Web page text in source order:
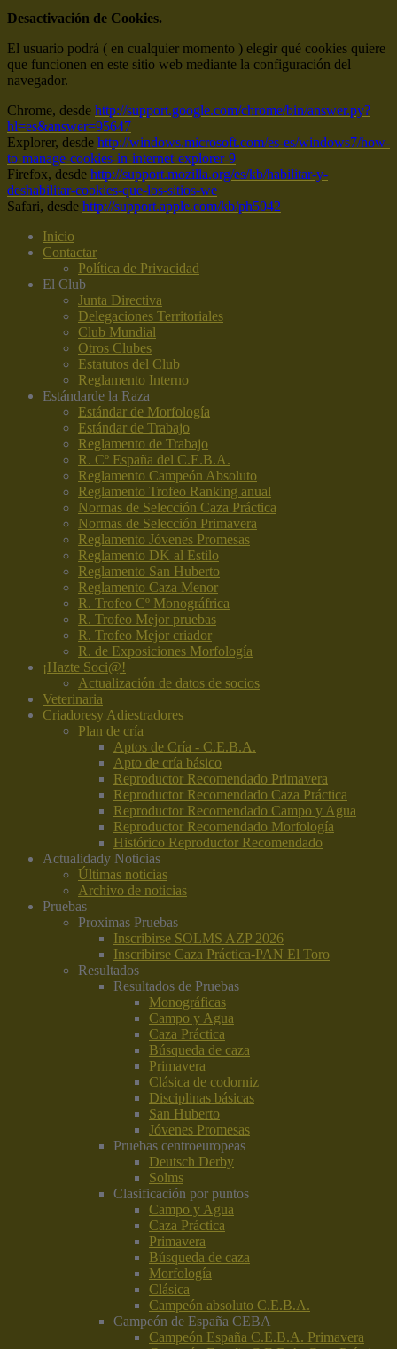
Desactivación de Cookies.
El usuario podrá ( en cualquier momento ) elegir qué cookies quiere
que funcionen en este sitio web mediante la configuración del
navegador.
Chrome, desde http://support.google.com/chrome/bin/answer.py?
hl=es&answer=95647
Explorer, desde http://windows.microsoft.com/es-es/windows7/how-
to-manage-cookies-in-internet-explorer-9
Firefox, desde http://support.mozilla.org/es/kb/habilitar-y-
deshabilitar-cookies-que-los-sitios-we
Safari, desde http://support.apple.com/kb/ph5042
Inicio
Contactar
Política de Privacidad
El Club
Junta Directiva
Delegaciones Territoriales
Club Mundial
Otros Clubes
Estatutos del Club
Reglamento Interno
Estándarde la Raza
Estándar de Morfología
Estándar de Trabajo
Reglamento de Trabajo
R. Cº España del C.E.B.A.
Reglamento Campeón Absoluto
Reglamento Trofeo Ranking anual
Normas de Selección Caza Práctica
Normas de Selección Primavera
Reglamento Jóvenes Promesas
Reglamento DK al Estilo
Reglamento San Huberto
Reglamento Caza Menor
R. Trofeo Cº Monográfrica
R. Trofeo Mejor pruebas
R. Trofeo Mejor criador
R. de Exposiciones Morfología
¡Hazte Soci@!
Actualización de datos de socios
Veterinaria
Criadoresy Adiestradores
Plan de cría
Aptos de Cría - C.E.B.A.
Apto de cría básico
Reproductor Recomendado Primavera
Reproductor Recomendado Caza Práctica
Reproductor Recomendado Campo y Agua
Reproductor Recomendado Morfología
Histórico Reproductor Recomendado
Actualidady Noticias
Últimas noticias
Archivo de noticias
Pruebas
Proximas Pruebas
Inscribirse SOLMS AZP 2026
Inscribirse Caza Práctica-PAN El Toro
Resultados
Resultados de Pruebas
Monográficas
Campo y Agua
Caza Práctica
Búsqueda de caza
Primavera
Clásica de codorniz
Disciplinas básicas
San Huberto
Jóvenes Promesas
Pruebas centroeuropeas
Deutsch Derby
Solms
Clasificación por puntos
Campo y Agua
Caza Práctica
Primavera
Búsqueda de caza
Morfología
Clásica
Campeón absoluto C.E.B.A.
Campeón de España CEBA
Campeón España C.E.B.A. Primavera